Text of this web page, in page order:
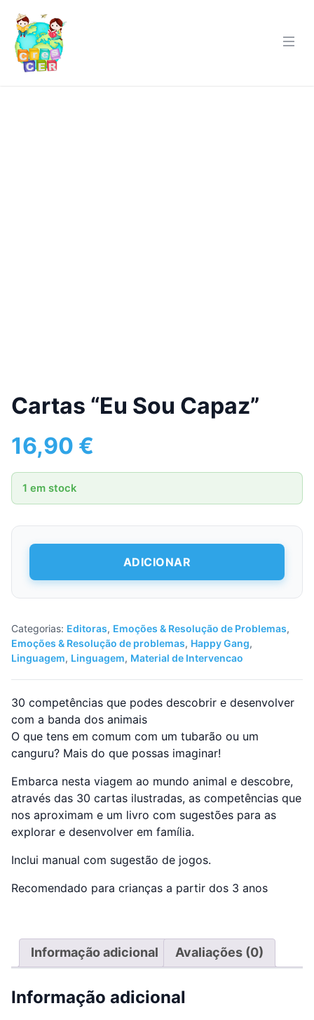
Cartas “Eu Sou Capaz”
16,90 €
1 em stock
Quantidade
Cartas
Capaz”
ADICIONAR
Categorias: Editoras, Emoções & Resolução de Problemas,
Emoções & Resolução de problemas, Happy Gang,
Linguagem, Linguagem, Material de Intervencao
30 competências que podes descobrir e desenvolver
com a banda dos animais
O que tens em comum com um tubarão ou um
canguru? Mais do que possas imaginar!
Embarca nesta viagem ao mundo animal e descobre,
através das 30 cartas ilustradas, as competências que
nos aproximam e um livro com sugestões para as
explorar e desenvolver em família.
Inclui manual com sugestão de jogos.
Recomendado para crianças a partir dos 3 anos
Informação adicional Avaliações (0)
Informação adicional